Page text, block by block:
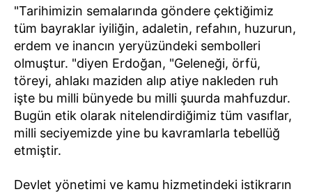
"Tarihimizin semalarında göndere çektiğimiz
tüm bayraklar iyiliğin, adaletin, refahın, huzurun,
erdem ve inancın yeryüzündeki sembolleri
olmuştur. "diyen Erdoğan, "Geleneği, örfü,
töreyi, ahlakı maziden alıp atiye nakleden ruh
işte bu milli bünyede bu milli şuurda mahfuzdur.
Bugün etik olarak nitelendirdiğimiz tüm vasıflar,
milli seciyemizde yine bu kavramlarla tebellüğ
etmiştir.
Devlet yönetimi ve kamu hizmetindeki istikrarın